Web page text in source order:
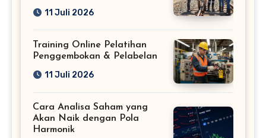
11 Juli 2026
Training Online Pelatihan
Penggembokan & Pelabelan
11 Juli 2026
Cara Analisa Saham yang
Akan Naik dengan Pola
Harmonik